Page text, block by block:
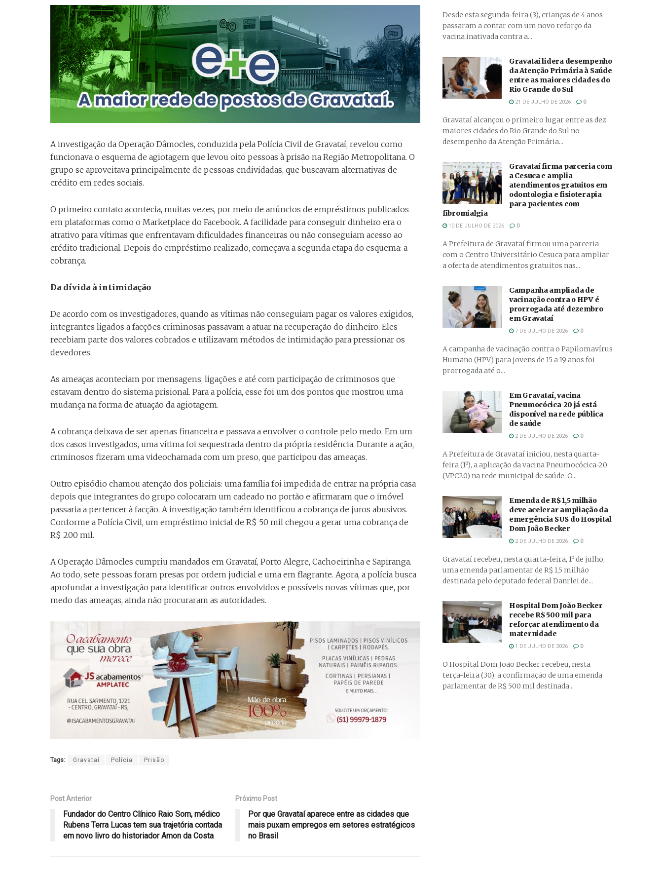
A investigação da Operação Dâmocles, conduzida pela Polícia Civil de Gravataí, revelou como
funcionava o esquema de agiotagem que levou oito pessoas à prisão na Região Metropolitana. O
grupo se aproveitava principalmente de pessoas endividadas, que buscavam alternativas de
crédito em redes sociais.
O primeiro contato acontecia, muitas vezes, por meio de anúncios de empréstimos publicados
em plataformas como o Marketplace do Facebook. A facilidade para conseguir dinheiro era o
atrativo para vítimas que enfrentavam dificuldades financeiras ou não conseguiam acesso ao
crédito tradicional. Depois do empréstimo realizado, começava a segunda etapa do esquema: a
cobrança.
Da dívida à intimidação
De acordo com os investigadores, quando as vítimas não conseguiam pagar os valores exigidos,
integrantes ligados a facções criminosas passavam a atuar na recuperação do dinheiro. Eles
recebiam parte dos valores cobrados e utilizavam métodos de intimidação para pressionar os
devedores.
As ameaças aconteciam por mensagens, ligações e até com participação de criminosos que
estavam dentro do sistema prisional. Para a polícia, esse foi um dos pontos que mostrou uma
mudança na forma de atuação da agiotagem.
A cobrança deixava de ser apenas financeira e passava a envolver o controle pelo medo. Em um
dos casos investigados, uma vítima foi sequestrada dentro da própria residência. Durante a ação,
criminosos fizeram uma videochamada com um preso, que participou das ameaças.
Outro episódio chamou atenção dos policiais: uma família foi impedida de entrar na própria casa
depois que integrantes do grupo colocaram um cadeado no portão e afirmaram que o imóvel
passaria a pertencer à facção. A investigação também identificou a cobrança de juros abusivos.
Conforme a Polícia Civil, um empréstimo inicial de R$ 50 mil chegou a gerar uma cobrança de
R$ 200 mil.
A Operação Dâmocles cumpriu mandados em Gravataí, Porto Alegre, Cachoeirinha e Sapiranga.
Ao todo, sete pessoas foram presas por ordem judicial e uma em flagrante. Agora, a polícia busca
aprofundar a investigação para identificar outros envolvidos e possíveis novas vítimas que, por
medo das ameaças, ainda não procuraram as autoridades.
Tags: Gravataí Polícia Prisão
Post Anterior
Fundador do Centro Clínico Raio Som, médico
Rubens Terra Lucas tem sua trajetória contada
em novo livro do historiador Amon da Costa
Próximo Post
Por que Gravataí aparece entre as cidades que
mais puxam empregos em setores estratégicos
no Brasil
Desde esta segunda-feira (3), crianças de 4 anos
passaram a contar com um novo reforço da
vacina inativada contra a...
Gravataí lidera desempenho
da Atenção Primária à Saúde
entre as maiores cidades do
Rio Grande do Sul
21 DE JULHO DE 2026 0
Gravataí alcançou o primeiro lugar entre as dez
maiores cidades do Rio Grande do Sul no
desempenho da Atenção Primária...
Gravataí firma parceria com
a Cesuca e amplia
atendimentos gratuitos em
odontologia e fisioterapia
para pacientes com
fibromialgia
10 DE JULHO DE 2026 0
A Prefeitura de Gravataí firmou uma parceria
com o Centro Universitário Cesuca para ampliar
a oferta de atendimentos gratuitos nas...
Campanha ampliada de
vacinação contra o HPV é
prorrogada até dezembro
em Gravataí
7 DE JULHO DE 2026 0
A campanha de vacinação contra o Papilomavírus
Humano (HPV) para jovens de 15 a 19 anos foi
prorrogada até o...
Em Gravataí, vacina
Pneumocócica-20 já está
disponível na rede pública
de saúde
2 DE JULHO DE 2026 0
A Prefeitura de Gravataí iniciou, nesta quarta-
feira (1º), a aplicação da vacina Pneumocócica-20
(VPC20) na rede municipal de saúde. O...
Emenda de R$ 1,5 milhão
deve acelerar ampliação da
emergência SUS do Hospital
Dom João Becker
2 DE JULHO DE 2026 0
Gravataí recebeu, nesta quarta-feira, 1º de julho,
uma emenda parlamentar de R$ 1,5 milhão
destinada pelo deputado federal Danrlei de...
Hospital Dom João Becker
recebe R$ 500 mil para
reforçar atendimento da
maternidade
1 DE JULHO DE 2026 0
O Hospital Dom João Becker recebeu, nesta
terça-feira (30), a confirmação de uma emenda
parlamentar de R$ 500 mil destinada...